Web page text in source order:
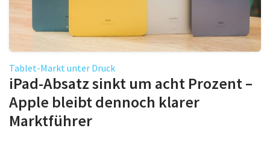
Tablet-Markt unter Druck
iPad-Absatz sinkt um acht Prozent –
Apple bleibt dennoch klarer
Marktführer